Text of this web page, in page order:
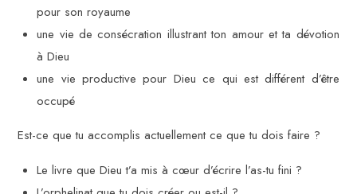
pour son royaume
une vie de consécration illustrant ton amour et ta dévotion
à Dieu
une vie productive pour Dieu ce qui est différent d’être
occupé
Est-ce que tu accomplis actuellement ce que tu dois faire ?
Le livre que Dieu t’a mis à cœur d’écrire l’as-tu fini ?